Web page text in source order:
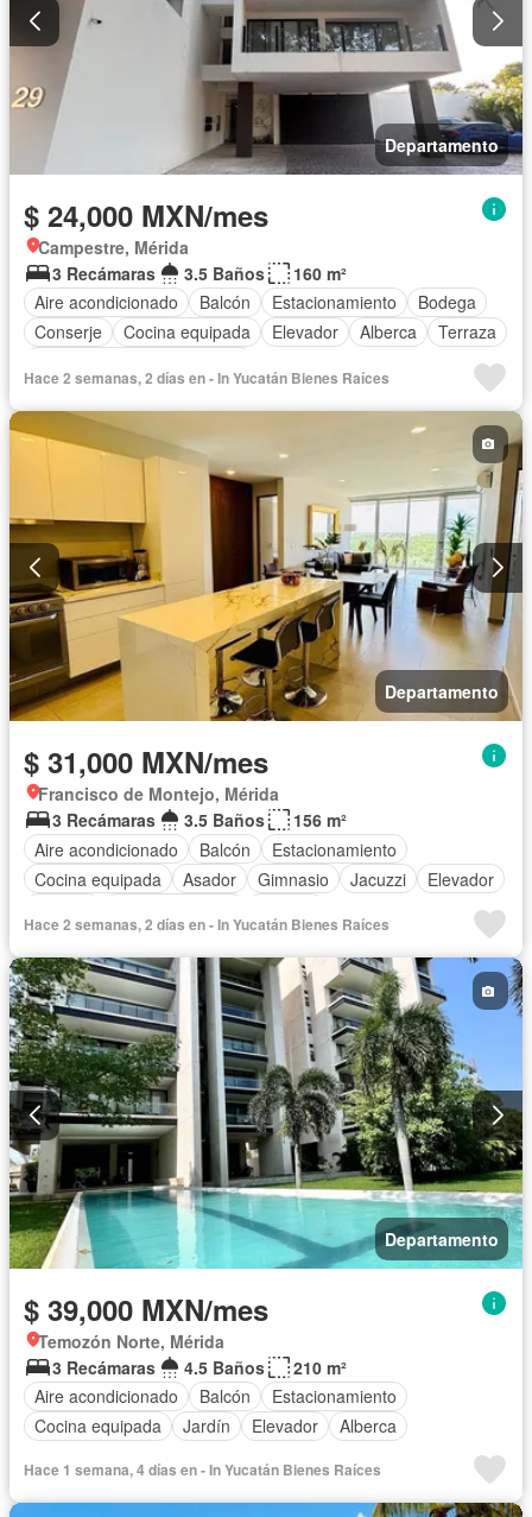
Departamento
$ 24,000 MXN/mes
Campestre, Mérida
3 Recámaras
3.5 Baños
160 m²
Aire acondicionado
Balcón Estacionamiento
Bodega
Conserje
Cocina equipada Elevador Alberca
Terraza
Hace 2 semanas, 2 días en - In Yucatán Bienes Raíces
Departamento
$ 31,000 MXN/mes
Francisco de Montejo, Mérida
3 Recámaras
3.5 Baños
156 m²
Aire acondicionado
Balcón
Estacionamiento
Cocina equipada
Asador Gimnasio Jacuzzi
Elevador
Completamente amueblado
Hace 2 semanas, 2 días en - In Yucatán Bienes Raíces
Departamento
$ 39,000 MXN/mes
Temozón Norte, Mérida
3 Recámaras
4.5 Baños
210 m²
Aire acondicionado
Balcón
Estacionamiento
Cocina equipada
Jardín Elevador Alberca
Hace 1 semana, 4 días en - In Yucatán Bienes Raíces